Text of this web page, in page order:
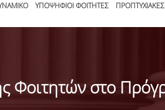
ΥΠΟΨΗΦΙΟΙ ΦΟΙΤΗΤΕΣ
Φοιτητών στο